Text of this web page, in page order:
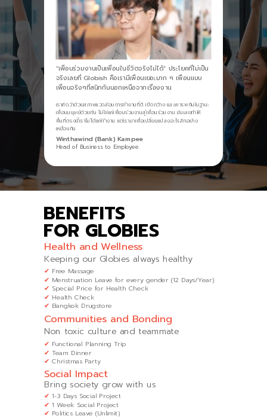
เราคิดว่าด้วยสภาพแวดล้อมการทำงานที่ดี เปิดกว้าง และเคารพกันในฐานะ
เพื่อนมนุษย์ด้วยกัน ไม่ใช่แค่เพื่อนร่วมงานสู่เพื่อนร่วมงาน มันเลยทำให้
พื้นที่ตรงนี้เราไม่ได้แค่ทำงาน แต่เรามาเพื่อเปลี่ยนแปลงอะไรสักอย่าง
เหมือนกัน
“เพื่อนร่วมงานเป็นเพื่อนในชีวิตจริงไม่ได้” ประโยคที่ไม่เป็น
จริงเลยที่ Globish คือเรามีเพื่อนเยอะมาก ๆ เพื่อนแบบ
เพื่อนจริงๆที่สนิทกันนอกเหนือจากเรื่องงาน
Winthawind (Bank) Kampee
Head of Business to Employee
BENEFITS
FOR GLOBIES
Health and Wellness
Keeping our Globies always healthy
✔ Free Massage
✔ Menstruation Leave for every gender (12 Days/Year)
✔ Special Price for Health Check
✔ Health Check
✔ Bangkok Drugstore
Communities and Bonding
Non toxic culture and teammate
✔ Functional Planning Trip
✔ Team Dinner
✔ Christmas Party
Social Impact
Bring society grow with us
✔ 1-3 Days Social Project
✔ 1 Week Social Project
✔ Politics Leave (Unlimit)